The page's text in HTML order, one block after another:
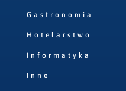
Gastronomia
Hotelarstwo
Informatyka
Inne